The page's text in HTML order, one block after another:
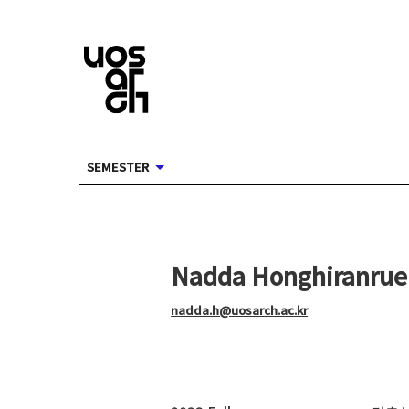
SEMESTER
Nadda
nadda.h@uosarch.ac.kr